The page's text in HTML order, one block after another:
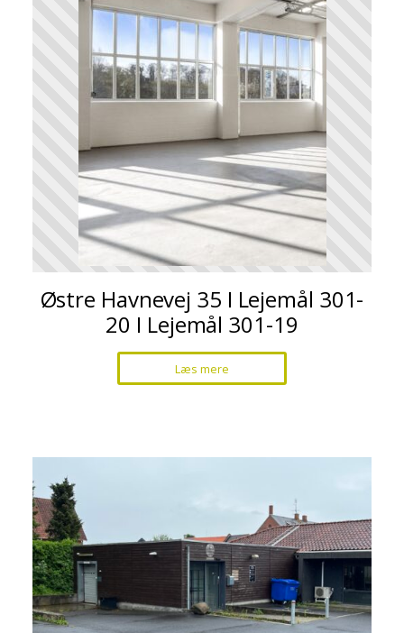
Østre Havnevej 35 I Lejemål 301-
20 I Lejemål 301-19
Læs mere